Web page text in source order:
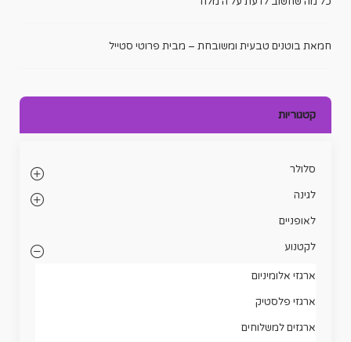
חמאת בוטנים טבעית ומשובחת – מבית פרוטי סטייל
קטגוריות
סלולר
לגינה
לאופניים
לקטנוע
ארגזי אלומיניום
ארגזי פלסטיק
ארגזים למשלוחים